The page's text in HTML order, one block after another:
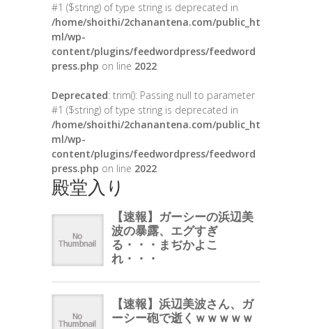
#1 ($string) of type string is deprecated in
/home/shoithi/2chanantena.com/public_ht
ml/wp-
content/plugins/feedwordpress/feedword
press.php on line 2022
Deprecated: trim(): Passing null to parameter
#1 ($string) of type string is deprecated in
/home/shoithi/2chanantena.com/public_ht
ml/wp-
content/plugins/feedwordpress/feedword
press.php on line 2022
殿堂入り